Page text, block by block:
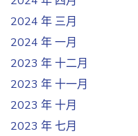
2024 年 三月
2024 年 一月
2023 年 十二月
2023 年 十一月
2023 年 十月
2023 年 七月